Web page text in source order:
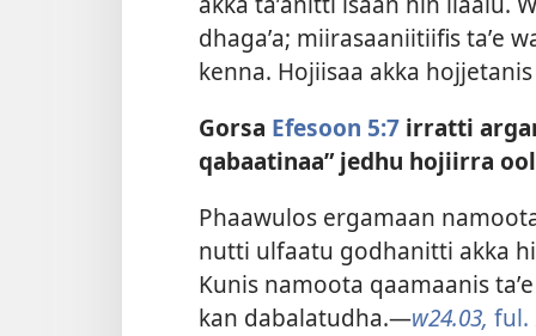
dhagaʼa; miirasaaniitiifis taʼe
kenna. Hojiisaa akka
Gorsa Efesoon 5:7 irratti
qabaatinaa” jedhu hojiirra
Phaawulos ergamaan
nutti ulfaatu godhanitti akka
Kunis namoota qaamaanis
kan dabalatudha.—w24.03, ful.